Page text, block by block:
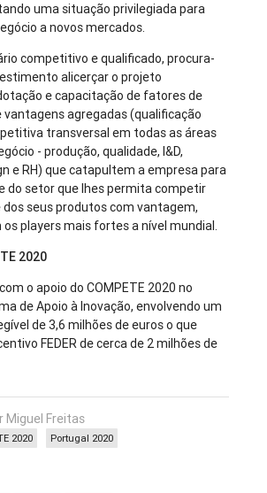
uma situação privilegiada para
a novos mercados.
competitivo e qualificado, procura-
alicerçar o projeto
e capacitação de fatores de
vantagens agregadas (qualificação
transversal em todas as áreas
- produção, qualidade, I&D,
e RH) que catapultem a empresa para
do setor que lhes permita competir
dos seus produtos com vantagem,
players mais fortes a nível mundial.
2020
o apoio do COMPETE 2020 no
de Apoio à Inovação, envolvendo um
de 3,6 milhões de euros o que
FEDER de cerca de 2 milhões de
Miguel Freitas
Portugal 2020
2020